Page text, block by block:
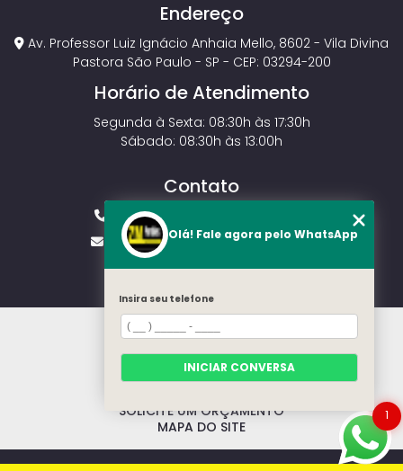
Endereço
Av. Professor Luiz Ignácio Anhaia Mello, 8602 - Vila Divina
Pastora São Paulo - SP - CEP: 03294-200
Horário de Atendimento
Segunda à Sexta: 08:30h às 17:30h
Sábado: 08:30h às 13:00h
Contato
(11) 2143-4826
vendas.zmportoes@gmail.com
HOME
MODELOS
CONTATO
SOLICITE UM ORÇAMENTO
MAPA DO SITE
1
Olá! Fale agora pelo WhatsApp
Insira seu telefone
INICIAR CONVERSA